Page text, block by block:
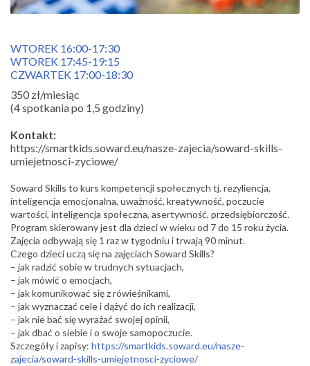
WTOREK 16:00-17:30
WTOREK 17:45-19:15
CZWARTEK 17:00-18:30
350 zł/miesiąc
(4 spotkania po 1,5 godziny)
Kontakt:
https://smartkids.soward.eu/nasze-zajecia/soward-skills-
umiejetnosci-zyciowe/
Soward Skills to kurs kompetencji społecznych tj. rezyliencja,
inteligencja emocjonalna, uważność, kreatywność, poczucie
wartości, inteligencja społeczna, asertywność, przedsiębiorczość.
Program skierowany jest dla dzieci w wieku od 7 do 15 roku życia.
Zajęcia odbywają się 1 raz w tygodniu i trwają 90 minut.
Czego dzieci uczą się na zajęciach Soward Skills?
– jak radzić sobie w trudnych sytuacjach,
– jak mówić o emocjach,
– jak komunikować się z rówieśnikami,
– jak wyznaczać cele i dążyć do ich realizacji,
– jak nie bać się wyrażać swojej opinii,
– jak dbać o siebie i o swoje samopoczucie.
Szczegóły i zapisy: https://smartkids.soward.eu/nasze-
zajecia/soward-skills-umiejetnosci-zyciowe/